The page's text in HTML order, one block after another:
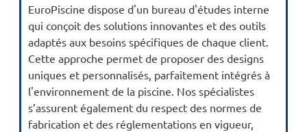
EuroPiscine dispose d'un bureau d'études interne
qui conçoit des solutions innovantes et des outils
adaptés aux besoins spécifiques de chaque client.
Cette approche permet de proposer des designs
uniques et personnalisés, parfaitement intégrés à
l'environnement de la piscine. Nos spécialistes
s’assurent également du respect des normes de
fabrication et des réglementations en vigueur,